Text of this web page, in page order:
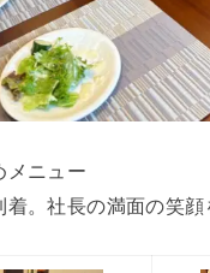
メニュー
着。社長の満面の笑